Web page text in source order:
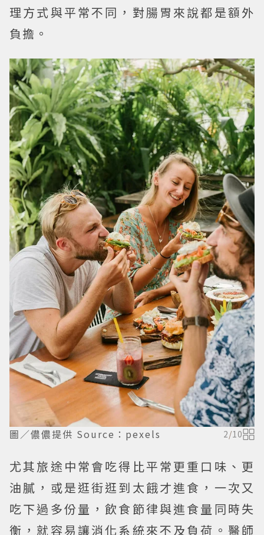
理方式與平常不同，對腸胃來說都是額外
負擔。
圖／儂儂提供 Source：pexels 2/10
尤其旅途中常會吃得比平常更重口味、更
油膩，或是逛街逛到太餓才進食，一次又
吃下過多份量，飲食節律與進食量同時失
衡，就容易讓消化系統來不及負荷。醫師